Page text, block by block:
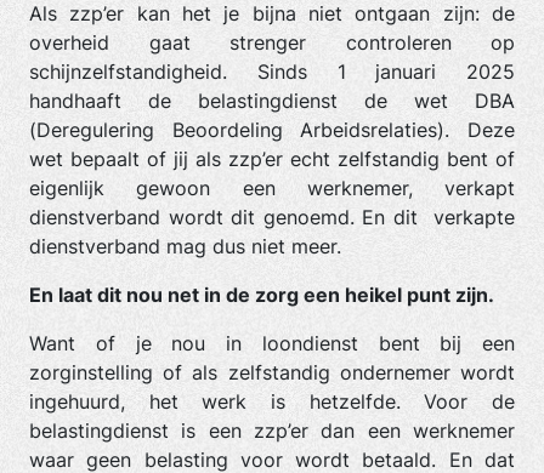
Als zzp’er kan het je bijna niet ontgaan zijn: de
overheid gaat strenger controleren op
schijnzelfstandigheid. Sinds 1 januari 2025
handhaaft de belastingdienst de wet DBA
(Deregulering Beoordeling Arbeidsrelaties). Deze
wet bepaalt of jij als zzp’er echt zelfstandig bent of
eigenlijk gewoon een werknemer, verkapt
dienstverband wordt dit genoemd. En dit verkapte
dienstverband mag dus niet meer.
En laat dit nou net in de zorg een heikel punt zijn.
Want of je nou in loondienst bent bij een
zorginstelling of als zelfstandig ondernemer wordt
ingehuurd, het werk is hetzelfde. Voor de
belastingdienst is een zzp’er dan een werknemer
waar geen belasting voor wordt betaald. En dat